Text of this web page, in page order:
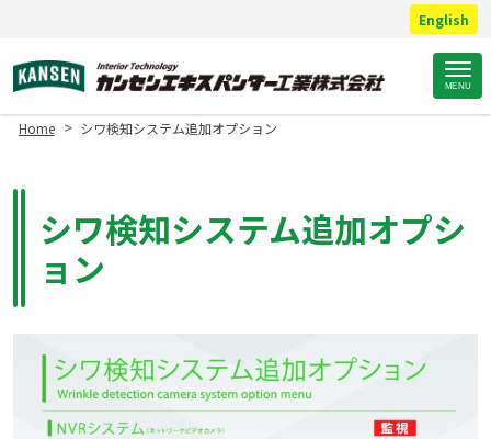
English
MENU
Home > シワ検知システム追加オプション
シワ検知システム追加オプシ
ョン
Site
Footer